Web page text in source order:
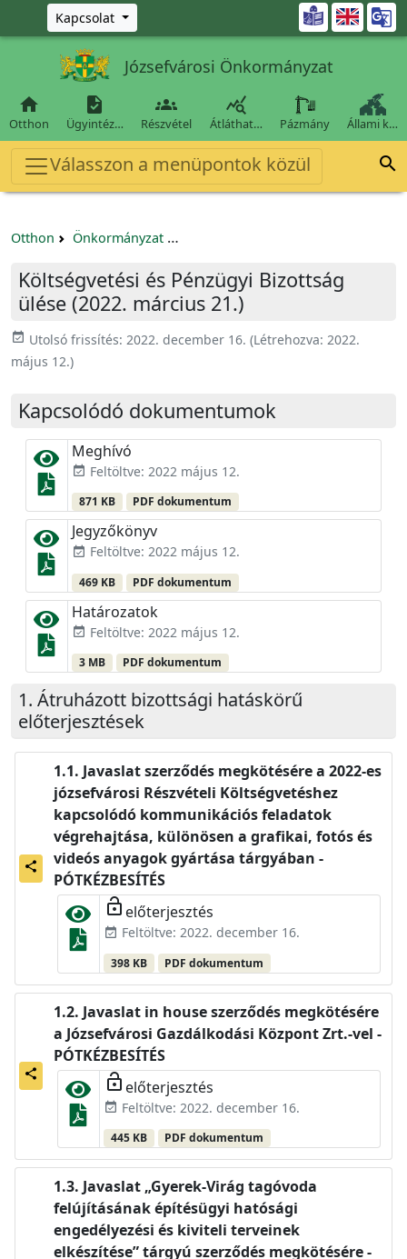
Ugrás a fő tartalomra
Kapcsolat 
Józsefvárosi Önkormányzat

Otthon

Ügyintéz…

Részvétel

Átláthat… Pázmány Állami k…
Válasszon a menüpontok közül 
Otthon Önkormányzat
Költségvetési és Pénzügyi Bizottság
ülése (2022. március 21.)
event_available Utolsó frissítés: 2022. december 16. (Létrehozva: 2022.
május 12.)
Kapcsolódó dokumentumok
Meghívó
event_available Feltöltve: 2022 május 12.
871 KB PDF dokumentum
Jegyzőkönyv
event_available Feltöltve: 2022 május 12.
469 KB PDF dokumentum
Határozatok
event_available Feltöltve: 2022 május 12.
3 MB PDF dokumentum
Átruházott bizottsági hatáskörű
előterjesztések
share
Javaslat szerződés megkötésére a 2022-es
józsefvárosi Részvételi Költségvetéshez
kapcsolódó kommunikációs feladatok
végrehajtása, különösen a grafikai, fotós és
videós anyagok gyártása tárgyában -
PÓTKÉZBESÍTÉS
lock_open előterjesztés
event_available Feltöltve: 2022. december 16.
398 KB PDF dokumentum
share
Javaslat in house szerződés megkötésére
a Józsefvárosi Gazdálkodási Központ Zrt.-vel -
PÓTKÉZBESÍTÉS
lock_open előterjesztés
event_available Feltöltve: 2022. december 16.
445 KB PDF dokumentum
Javaslat „Gyerek-Virág tagóvoda
felújításának építésügyi hatósági
engedélyezési és kiviteli terveinek
elkészítése” tárgyú szerződés megkötésére -